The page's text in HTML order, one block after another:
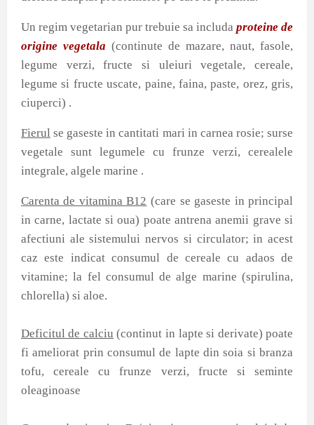
Un regim vegetarian pur trebuie sa includaproteine de
origine vegetala (continute de mazare, naut, fasole,
legume verzi, fructe si uleiuri vegetale, cereale,
legume si fructe uscate, paine, faina, paste, orez, gris,
ciuperci) .
Fierulse gaseste in cantitati mari in carnea rosie; surse
vegetale sunt legumele cu frunze verzi, cerealele
integrale, algele marine .
Carenta de vitamina B12 (care se gaseste in principal
in carne, lactate si oua) poate antrena anemii grave si
afectiuni ale sistemului nervos si circulator; in acest
caz este indicat consumul de cereale cu adaos de
vitamine; la fel consumul de alge marine (spirulina,
chlorella) si aloe.
Deficitul de calciu (continut in lapte si derivate) poate
fi ameliorat prin consumul de lapte din soia si branza
tofu, cereale cu frunze verzi, fructe si seminte
oleaginoase